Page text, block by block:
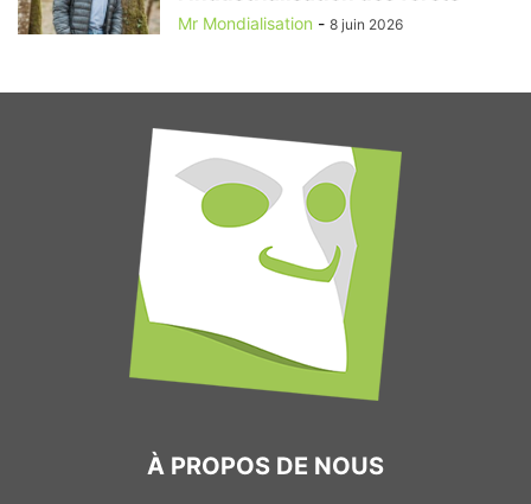
Mr Mondialisation - 8 juin 2026
À PROPOS DE NOUS